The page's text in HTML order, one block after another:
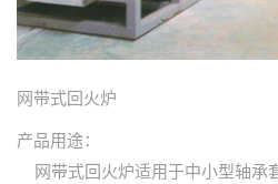
网带式回火炉
产品用途：
网带式回火炉适用于中小型轴承